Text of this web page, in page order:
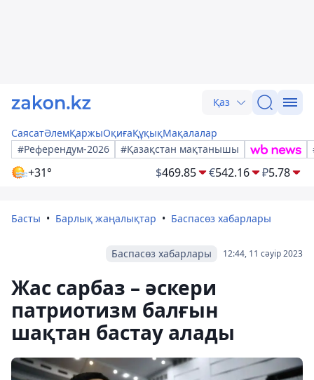
Қаз
СаясатӘлемҚаржыОқиғаҚұқықМақалалар
#Референдум-2026
#Қазақстан мақтанышы
+31° $469.85 €542.16 ₽5.78
Басты Барлық жаңалықтар Баспасөз хабарлары
12:44, 11 сәуір 2023
Баспасөз хабарлары
Жас сарбаз – әскери
патриотизм балғын
шақтан бастау алады